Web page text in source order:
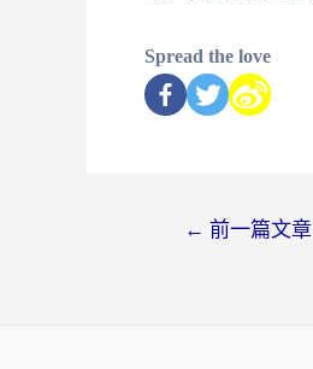
Spread the love
← 前一篇文章